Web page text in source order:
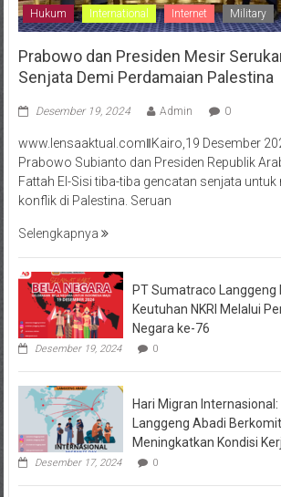
Hukum International Internet Military
Prabowo dan Presiden Mesir
Senjata Demi Perdamaian Palestina
Desember 19, 2024 Admin 0
www.lensaaktual.comǁKairo,19 Desember
Prabowo Subianto dan Presiden Republik
Fattah El-Sisi tiba-tiba gencatan senjata untuk
konflik di Palestina. Seruan
Selengkapnya
PT Sumatraco Langgeng
Keutuhan NKRI Melalui
Negara ke-76
Desember 19, 2024 0
Hari Migran
Langgeng Abadi
Meningkatkan Kondisi
Desember 17, 2024 0